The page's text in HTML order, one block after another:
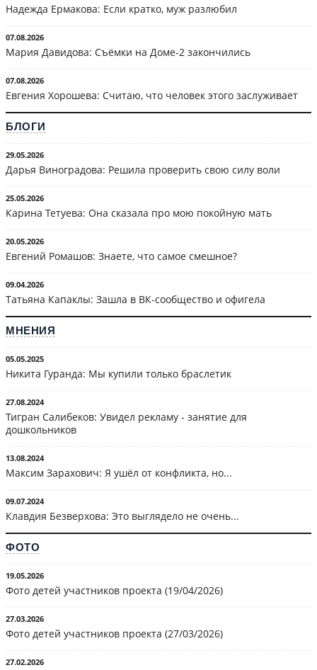
Надежда Ермакова: Если кратко, муж разлюбил
07.08.2026
Мария Давидова: Съёмки на Доме-2 закончились
07.08.2026
Евгения Хорошева: Считаю, что человек этого заслуживает
БЛОГИ
29.05.2026
Дарья Виноградова: Решила проверить свою силу воли
25.05.2026
Карина Тетуева: Она сказала про мою покойную мать
20.05.2026
Евгений Ромашов: Знаете, что самое смешное?
09.04.2026
Татьяна Капаклы: Зашла в ВК-сообщество и офигела
МНЕНИЯ
05.05.2025
Никита Гуранда: Мы купили только браслетик
27.08.2024
Тигран Салибеков: Увидел рекламу - занятие для
дошкольников
13.08.2024
Максим Зарахович: Я ушёл от конфликта, но...
09.07.2024
Клавдия Безверхова: Это выглядело не очень...
ФОТО
19.05.2026
Фото детей участников проекта (19/04/2026)
27.03.2026
Фото детей участников проекта (27/03/2026)
27.02.2026